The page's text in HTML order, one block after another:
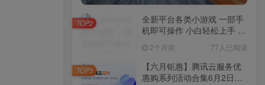
全新平台各类小游戏 一部手
机即可操作 小白轻松上手 长
2个月前 77人已阅读
TOP2
【六月钜惠】腾讯云服务优
惠购系列活动合集6月2日更
TOP3